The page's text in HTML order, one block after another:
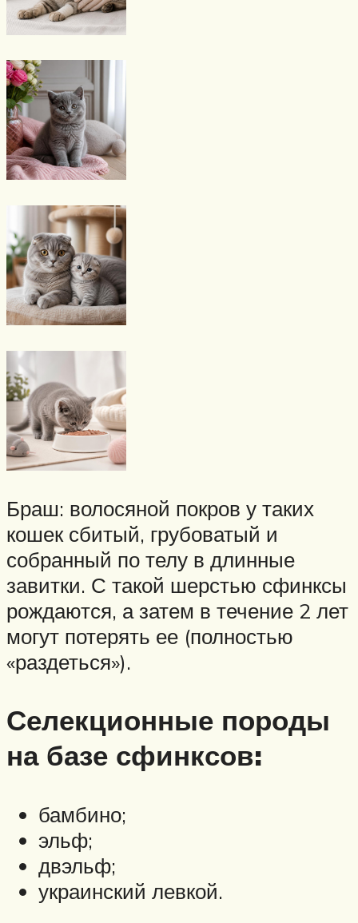
Браш: волосяной покров у таких
кошек сбитый, грубоватый и
собранный по телу в длинные
завитки. С такой шерстью сфинксы
рождаются, а затем в течение 2 лет
могут потерять ее (полностью
«раздеться»).
Селекционные породы
на базе сфинксов:
бамбино;
эльф;
двэльф;
украинский левкой.